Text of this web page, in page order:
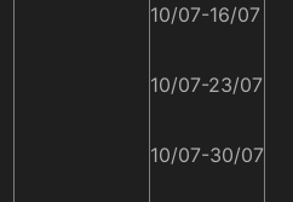
10/07-16/07
10/07-23/07
10/07-30/07